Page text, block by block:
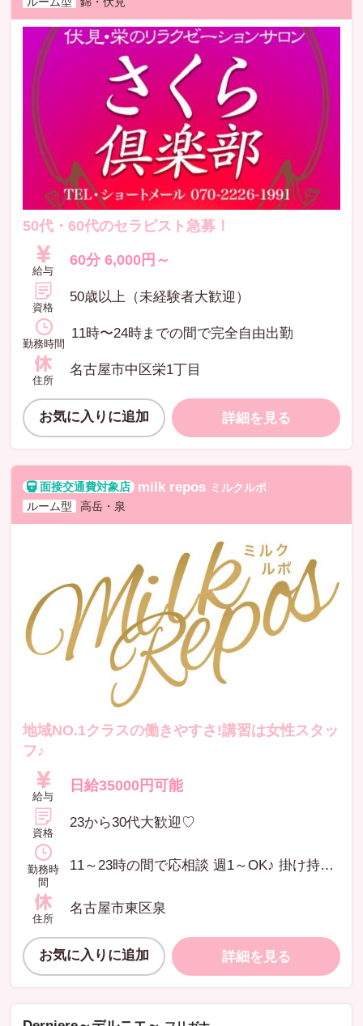
50代・60代のセラピスト急募！
給与
60分 6,000円～
資格
50歳以上（未経験者大歓迎）
勤務時間
11時〜24時までの間で完全自由出勤
住所
名古屋市中区栄1丁目
お気に入りに追加 詳細を見る
milk repos ミルクルポ
ルーム型
高岳・泉
地域NO.1クラスの働きやすさ!講習は女性スタッ
フ♪
給与
日給35000円可能
資格
23から30代大歓迎♡
勤務時
間
11～23時の間で応相談 週1～OK♪ 掛け持ちもOK! 主婦、昼勤務大歓迎‼︎
住所
名古屋市東区泉
お気に入りに追加 詳細を見る